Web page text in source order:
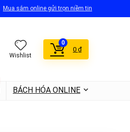
Mua sắm online gửi trọn niềm tin
Wishlist
0
0 ₫
BÁCH HÓA ONLINE